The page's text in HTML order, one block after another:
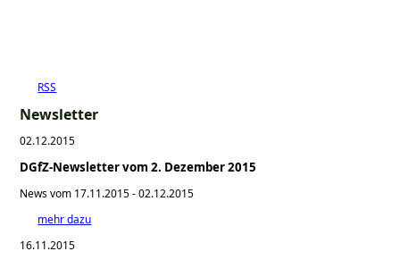
RSS
Newsletter
02.12.2015
DGfZ-Newsletter vom 2. Dezember 2015
News vom 17.11.2015 - 02.12.2015
mehr dazu
16.11.2015